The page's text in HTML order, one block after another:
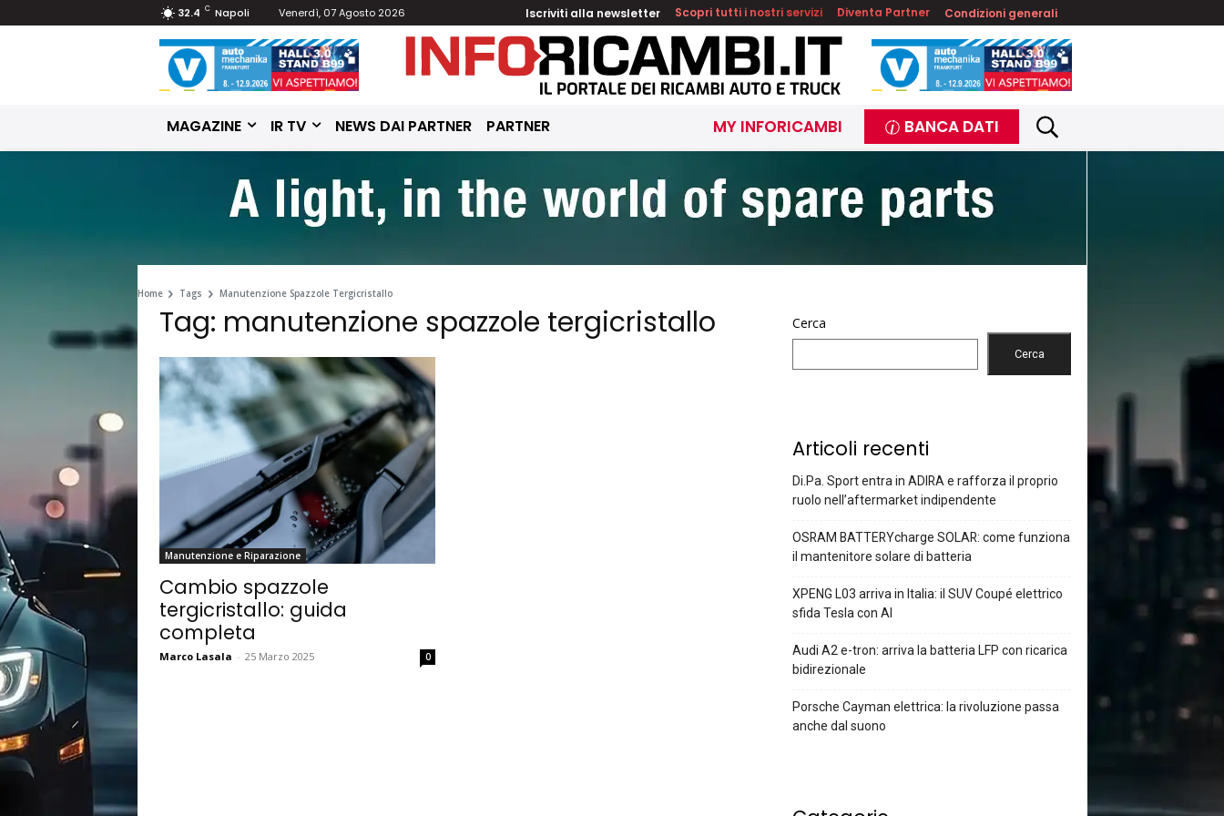
32.4 C Napoli Venerdì, 07 Agosto 2026 Iscriviti alla newsletter Scopri tutti i nostri servizi Diventa Partner Condizioni generali
MAGAZINE IR TV NEWS DAI PARTNER PARTNER MY INFORICAMBI BANCA DATI
Home Tags Manutenzione Spazzole Tergicristallo
Tag: manutenzione spazzole tergicristallo
Manutenzione e Riparazione
Cambio spazzole
tergicristallo: guida
completa
Marco Lasala - 25 Marzo 2025 0
Cerca
Cerca
Articoli recenti
Di.Pa. Sport entra in ADIRA e rafforza il proprio
ruolo nell’aftermarket indipendente
OSRAM BATTERYcharge SOLAR: come funziona
il mantenitore solare di batteria
XPENG L03 arriva in Italia: il SUV Coupé elettrico
sfida Tesla con AI
Audi A2 e-tron: arriva la batteria LFP con ricarica
bidirezionale
Porsche Cayman elettrica: la rivoluzione passa
anche dal suono